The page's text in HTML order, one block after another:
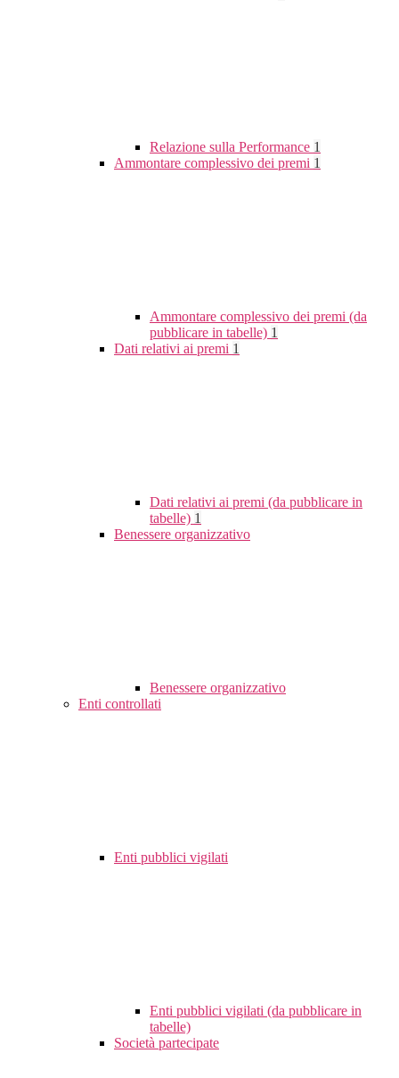
Relazione sulla Performance 1
Ammontare complessivo dei premi 1
Ammontare complessivo dei premi (da
pubblicare in tabelle) 1
Dati relativi ai premi 1
Dati relativi ai premi (da pubblicare in
tabelle) 1
Benessere organizzativo
Benessere organizzativo
Enti controllati
Enti pubblici vigilati
Enti pubblici vigilati (da pubblicare in
tabelle)
Società partecipate